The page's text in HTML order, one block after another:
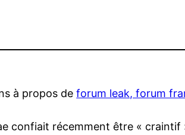
à propos deforum leak, forum
confiait récemment être « craintif